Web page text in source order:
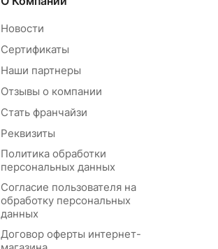
Новости
Сертификаты
Наши партнеры
Отзывы о компании
Стать франчайзи
Реквизиты
Политика обработки
персональных данных
Согласие пользователя на
обработку персональных
данных
Договор оферты интернет-